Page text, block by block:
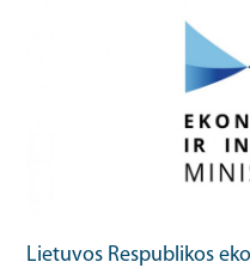
Lietuvos Respublikos